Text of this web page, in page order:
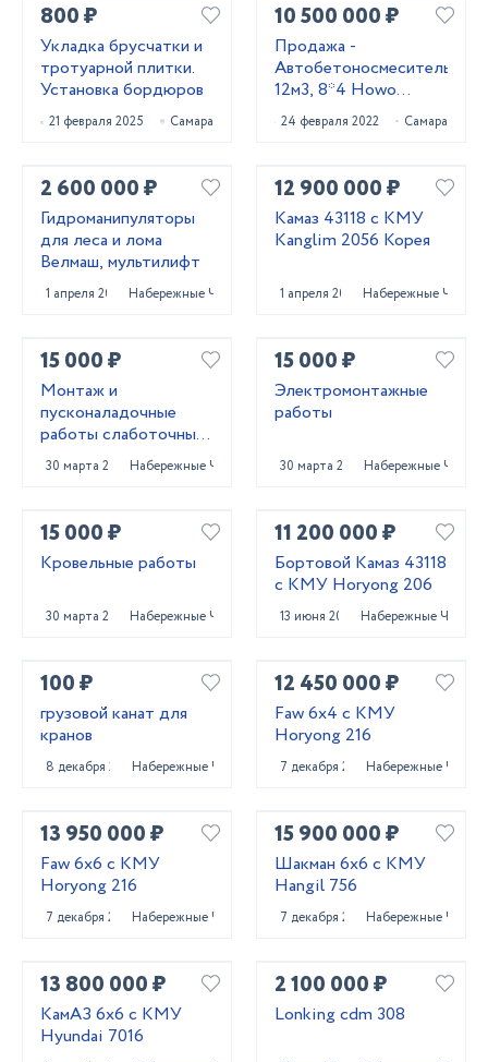
800 ₽
Укладка брусчатки и
тротуарной плитки.
Установка бордюров
21 февраля 2025 Самара
10 500 000 ₽
Продажа -
Автобетоносмеситель
12м3, 8*4 Howo
HW76
24 февраля 2022 Самара
2 600 000 ₽
Гидроманипуляторы
для леса и лома
Велмаш, мультилифт
1 апреля 2025 Набережные Челны
12 900 000 ₽
Камаз 43118 с КМУ
Kanglim 2056 Корея
1 апреля 2025 Набережные Челны
15 000 ₽
Монтаж и
пусконаладочные
работы слаботочных
систем
30 марта 2023 Набережные Челны
15 000 ₽
Электромонтажные
работы
30 марта 2023 Набережные Челны
15 000 ₽
Кровельные работы
30 марта 2023 Набережные Челны
11 200 000 ₽
Бортовой Камаз 43118
с КМУ Horyong 206
13 июня 2023 Набережные Челны
100 ₽
грузовой канат для
кранов
8 декабря 2023Набережные Челны
12 450 000 ₽
Faw 6x4 с КМУ
Horyong 216
7 декабря 2023Набережные Челны
13 950 000 ₽
Faw 6x6 с КМУ
Horyong 216
7 декабря 2023Набережные Челны
15 900 000 ₽
Шакман 6x6 с КМУ
Hangil 756
7 декабря 2023Набережные Челны
13 800 000 ₽
КамАЗ 6x6 с КМУ
Hyundai 7016
2 100 000 ₽
Lonking cdm 308